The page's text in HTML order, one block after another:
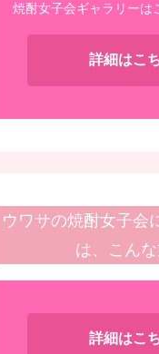
焼酎女子会ギャラリーは
詳細はこ
ウワサの焼酎女子会
は、こんな
詳細はこ